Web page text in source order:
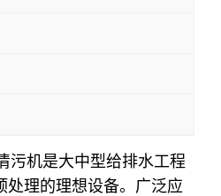
污机是大中型给排水工程
处理的理想设备。广泛应